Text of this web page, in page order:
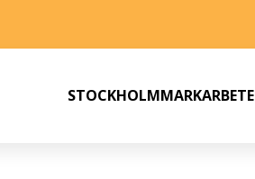
STOCKHOLMMARKARBETE